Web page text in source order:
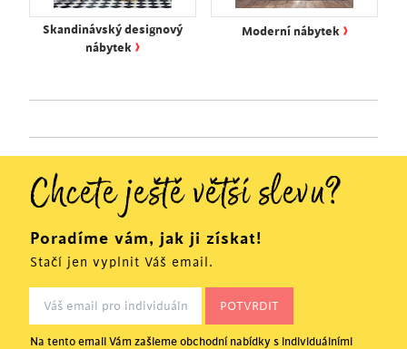
Skandinávský designový
nábytek ›
Moderní nábytek ›
Chcete ještě větší slevu?
Poradíme vám, jak ji získat!
Stačí jen vyplnit Váš email.
Na tento email Vám zašleme obchodní nabídky s individuálními